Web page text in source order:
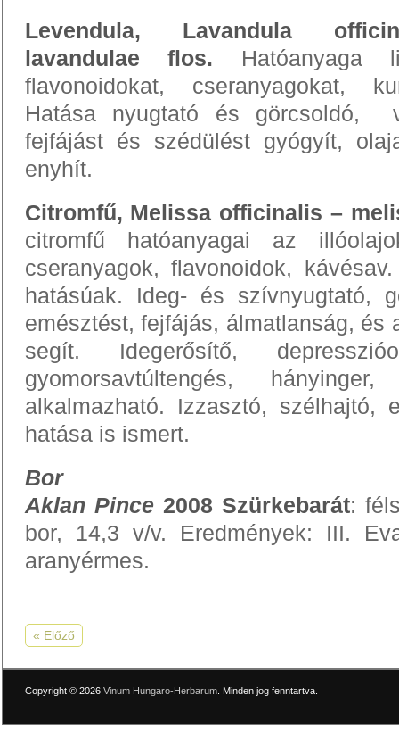
Levendula, Lavandula
lavandulae flos. Hatóanyaga
flavonoidokat, cseranyagokat,
Hatása nyugtató és görcsoldó,
fejfájást és szédülést gyógyít,
enyhít.
Citromfű, Melissa officinalis –
citromfű hatóanyagai az
cseranyagok, flavonoidok,
hatásúak. Ideg- és szívnyugtató,
emésztést, fejfájás, álmatlanság, és
segít. Idegerősítő,
gyomorsavtúltengés,
alkalmazható. Izzasztó, szélhajtó,
hatása is ismert.
Bor
Aklan Pince 2008 Szürkebarát:
bor, 14,3 v/v. Eredmények: III.
aranyérmes.
« Előző
Copyright © 2026 Vinum Hungaro-Herbarum. Minden jog fenntartva.